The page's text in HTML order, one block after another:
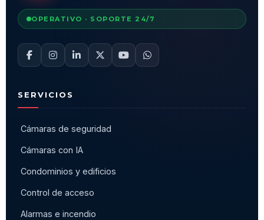
OPERATIVO · SOPORTE 24/7
SERVICIOS
Cámaras de seguridad
Cámaras con IA
Condominios y edificios
Control de acceso
Alarmas e incendio